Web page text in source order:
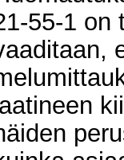
55-1 on